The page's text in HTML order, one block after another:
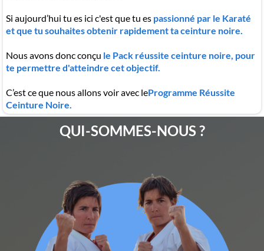
Si aujourd’hui tu es ici c'est que tu es passionné par le Karaté
et que tu souhaites obtenir rapidement ta ceinture noire.
Nous avons donc conçu le Pack réussite ceinture noire, pour
te permettre d'atteindre cet objectif.
C’est ce que nous allons voir avec leProgramme Réussite
Ceinture Noire.
QUI-SOMMES-NOUS ?